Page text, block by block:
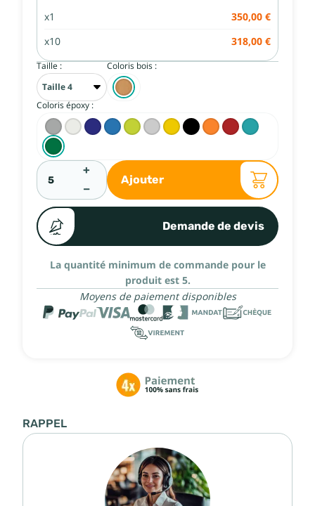
x1 350,00 €
x10 318,00 €
Taille : Coloris bois :
Coloris époxy :
+
−
Ajouter
Demande de devis
La quantité minimum de commande pour le
produit est 5.
Moyens de paiement disponibles
RAPPEL